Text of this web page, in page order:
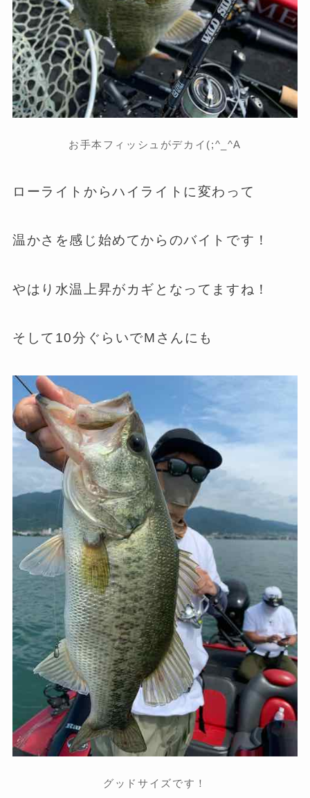
お手本フィッシュがデカイ(;^_^A
ローライトからハイライトに変わって
温かさを感じ始めてからのバイトです！
やはり水温上昇がカギとなってますね！
そして10分ぐらいでMさんにも
グッドサイズです！